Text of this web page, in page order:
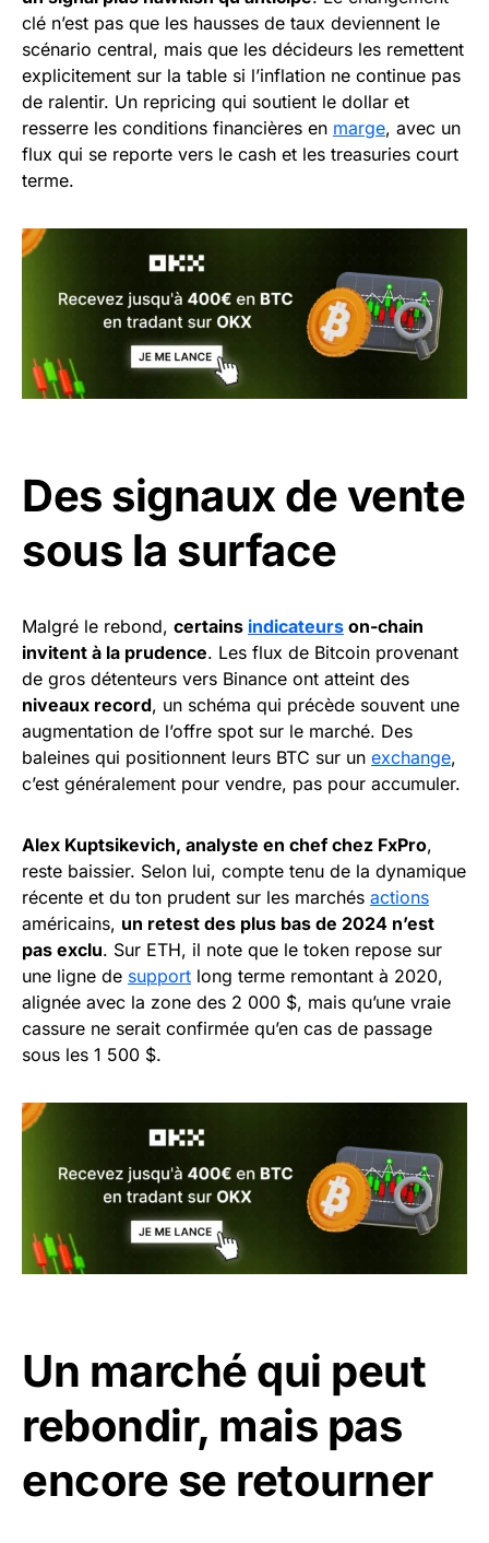
clé n’est pas que les hausses de taux deviennent le
scénario central, mais que les décideurs les remettent
explicitement sur la table si l’inflation ne continue pas
de ralentir. Un repricing qui soutient le dollar et
resserre les conditions financières en marge, avec un
flux qui se reporte vers le cash et les treasuries court
terme.
Des signaux de vente
sous la surface
Malgré le rebond, certains indicateurs on-chain
invitent à la prudence. Les flux de Bitcoin provenant
de gros détenteurs vers Binance ont atteint des
niveaux record, un schéma qui précède souvent une
augmentation de l’offre spot sur le marché. Des
baleines qui positionnent leurs BTC sur un exchange,
c’est généralement pour vendre, pas pour accumuler.
Alex Kuptsikevich, analyste en chef chez FxPro,
reste baissier. Selon lui, compte tenu de la dynamique
récente et du ton prudent sur les marchés actions
américains, un retest des plus bas de 2024 n’est
pas exclu. Sur ETH, il note que le token repose sur
une ligne de support long terme remontant à 2020,
alignée avec la zone des 2 000 $, mais qu’une vraie
cassure ne serait confirmée qu’en cas de passage
sous les 1 500 $.
Un marché qui peut
rebondir, mais pas
encore se retourner